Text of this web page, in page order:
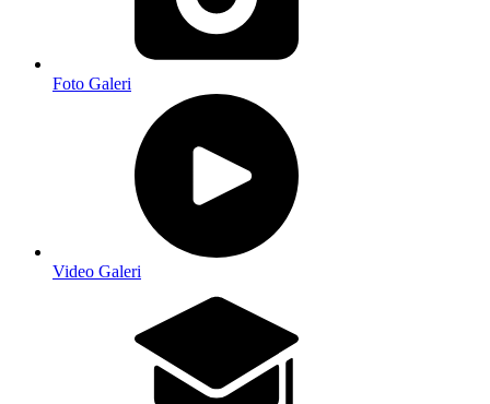
Foto Galeri
Video Galeri